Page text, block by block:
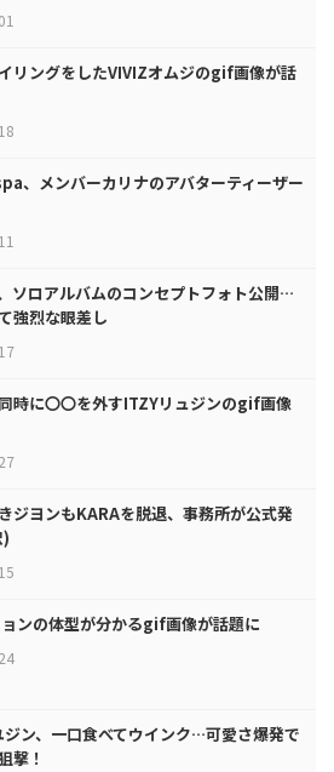
リングをしたVIVIZオムジのgif画像が話
、メンバーカリナのアバターティーザー
ソロアルバムのコンセプトフォト公開…
強烈な眼差し
時に〇〇を外すITZYリュジンのgif画像
ジヨンもKARAを脱退、事務所が公式発
ンの体型が分かるgif画像が話題に
ジン、一口食べてウインク…可愛さ爆発で
撃！